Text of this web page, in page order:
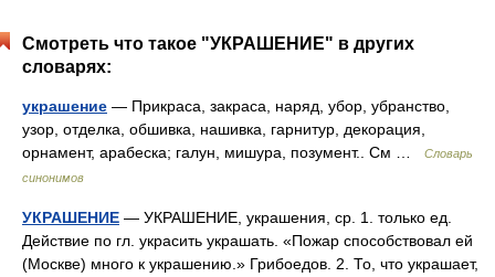
Смотреть что такое "УКРАШЕНИЕ" в других
словарях:
украшение — Прикраса, закраса, наряд, убор, убранство,
узор, отделка, обшивка, нашивка, гарнитур, декорация,
орнамент, арабеска; галун, мишура, позумент.. См …
Словарь
синонимов
УКРАШЕНИЕ — УКРАШЕНИЕ, украшения, ср. 1. только ед.
Действие по гл. украсить украшать. «Пожар способствовал ей
(Москве) много к украшению.» Грибоедов. 2. То, что украшает,